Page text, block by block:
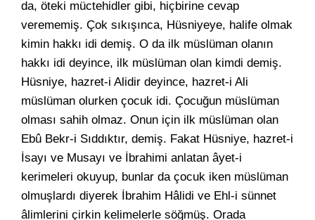
da, öteki müctehidler gibi, hiçbirine cevap
verememiş. Çok sıkışınca, Hüsniyeye, halife olmak
kimin hakkı idi demiş. O da ilk müslüman olanın
hakkı idi deyince, ilk müslüman olan kimdi demiş.
Hüsniye, hazret-i Alidir deyince, hazret-i Ali
müslüman olurken çocuk idi. Çocuğun müslüman
olması sahih olmaz. Onun için ilk müslüman olan
Ebû Bekr-i Sıddıktır, demiş. Fakat Hüsniye, hazret-i
İsayı ve Musayı ve İbrahimi anlatan âyet-i
kerimeleri okuyup, bunlar da çocuk iken müslüman
olmuşlardı diyerek İbrahim Hâlidi ve Ehl-i sünnet
âlimlerini çirkin kelimelerle söğmüş. Orada